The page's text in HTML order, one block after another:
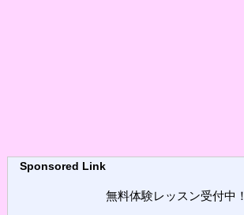
Sponsored Link
無料体験レッスン受付中！